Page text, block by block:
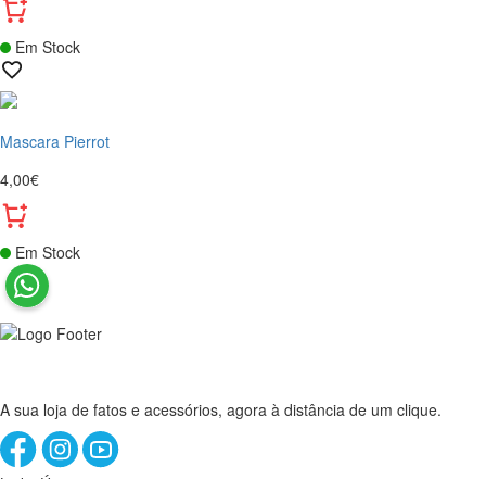
Em Stock
Mascara Pierrot
4,00€
Em Stock
A sua loja de fatos e acessórios, agora à distância de um clique.